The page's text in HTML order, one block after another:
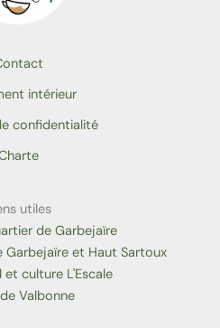
intérieur
confidentialité
utiles
de Garbejaïre
et Haut Sartoux
et culture L'Escale
Valbonne